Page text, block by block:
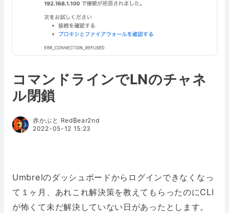
コマンドラインでLNのチャネ
ル閉鎖
赤かぶと Red₿ear2nd
2022-05-12 15:23
Umbrelのダッシュボードからログインできなくなっ
て１ヶ月、あれこれ解決策を教えてもらったのにCLI
が怖くて未だ解決していない日があったとします。